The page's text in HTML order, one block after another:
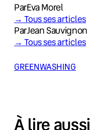
ParEva Morel
→ Tous ses articles
ParJean Sauvignon
→ Tous ses articles
GREENWASHING
À lire aussi